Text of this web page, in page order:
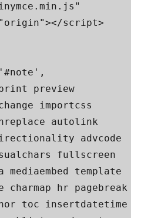
script>
importcss
autolink
advcode
fullscreen
template
charmap hr pagebreak
toc insertdatetime